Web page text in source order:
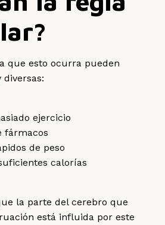
que esto ocurra pueden
ejercicio
fármacos
de peso
calorías
la parte del cerebro que
está influida por este